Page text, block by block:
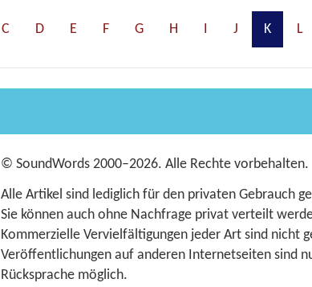
C D E F G H I J K L
© SoundWords2000–2026. Alle Rechte vorbehalten.
Alle Artikel sind lediglich für den privaten Gebrauch
Sie können auch ohne Nachfrage privat verteilt
Kommerzielle Vervielfältigungen jeder Art sind nicht
Veröffentlichungen auf anderen Internetseiten sind
Rücksprache möglich.